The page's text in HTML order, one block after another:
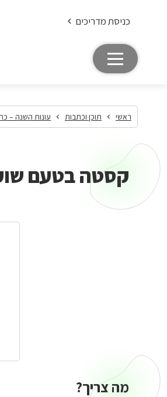
כניסת מדריכים
ראשי תוכן וכתבות עונות השנה –
קסטה בטעם
מה צריך?